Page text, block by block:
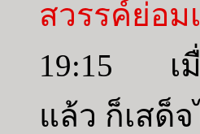
สวรรค์ย่อม
19:15 เมื่
แล้ว ก็เสด็